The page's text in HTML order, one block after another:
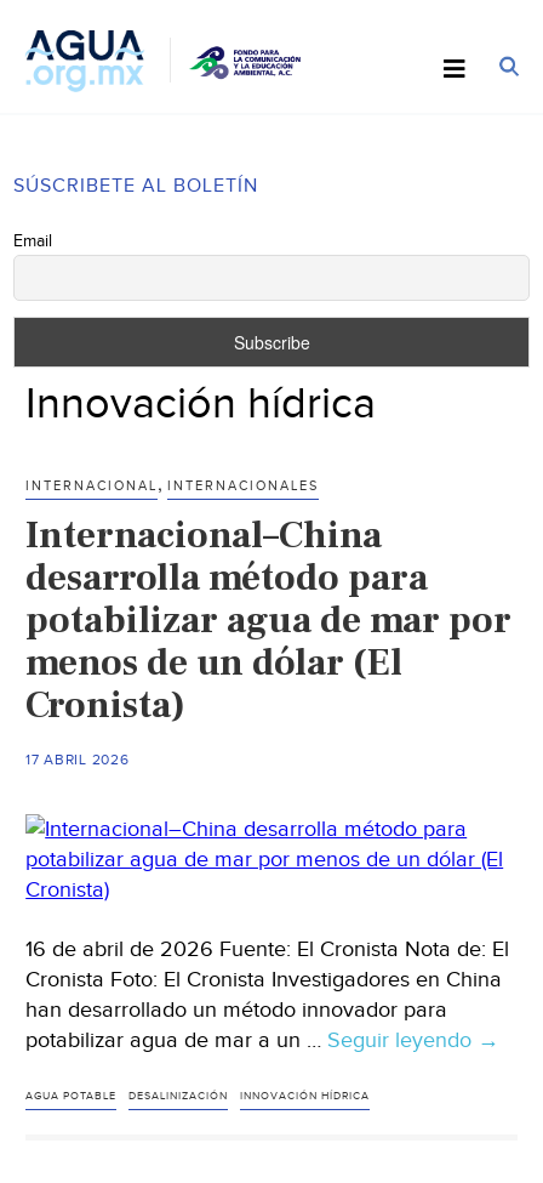
SÚSCRIBETE AL BOLETÍN
Email
Innovación hídrica
INTERNACIONAL ,INTERNACIONALES
Internacional–China
desarrolla método para
potabilizar agua de mar por
menos de un dólar (El
Cronista)
17 ABRIL 2026
16 de abril de 2026 Fuente: El Cronista Nota de: El
Cronista Foto: El Cronista Investigadores en China
han desarrollado un método innovador para
potabilizar agua de mar a un … Seguir leyendo →
AGUA POTABLE DESALINIZACIÓN INNOVACIÓN HÍDRICA